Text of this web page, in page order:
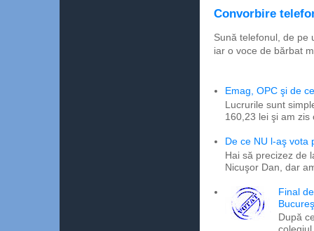
Convorbire
Sună telefonul, de pe
iar o voce de bărbat
Emag, OPC şi de
Lucrurile sunt
160,23 lei şi am
De ce NU l-aş vota
Hai să precizez de
Nicuşor Dan, dar
Final
După